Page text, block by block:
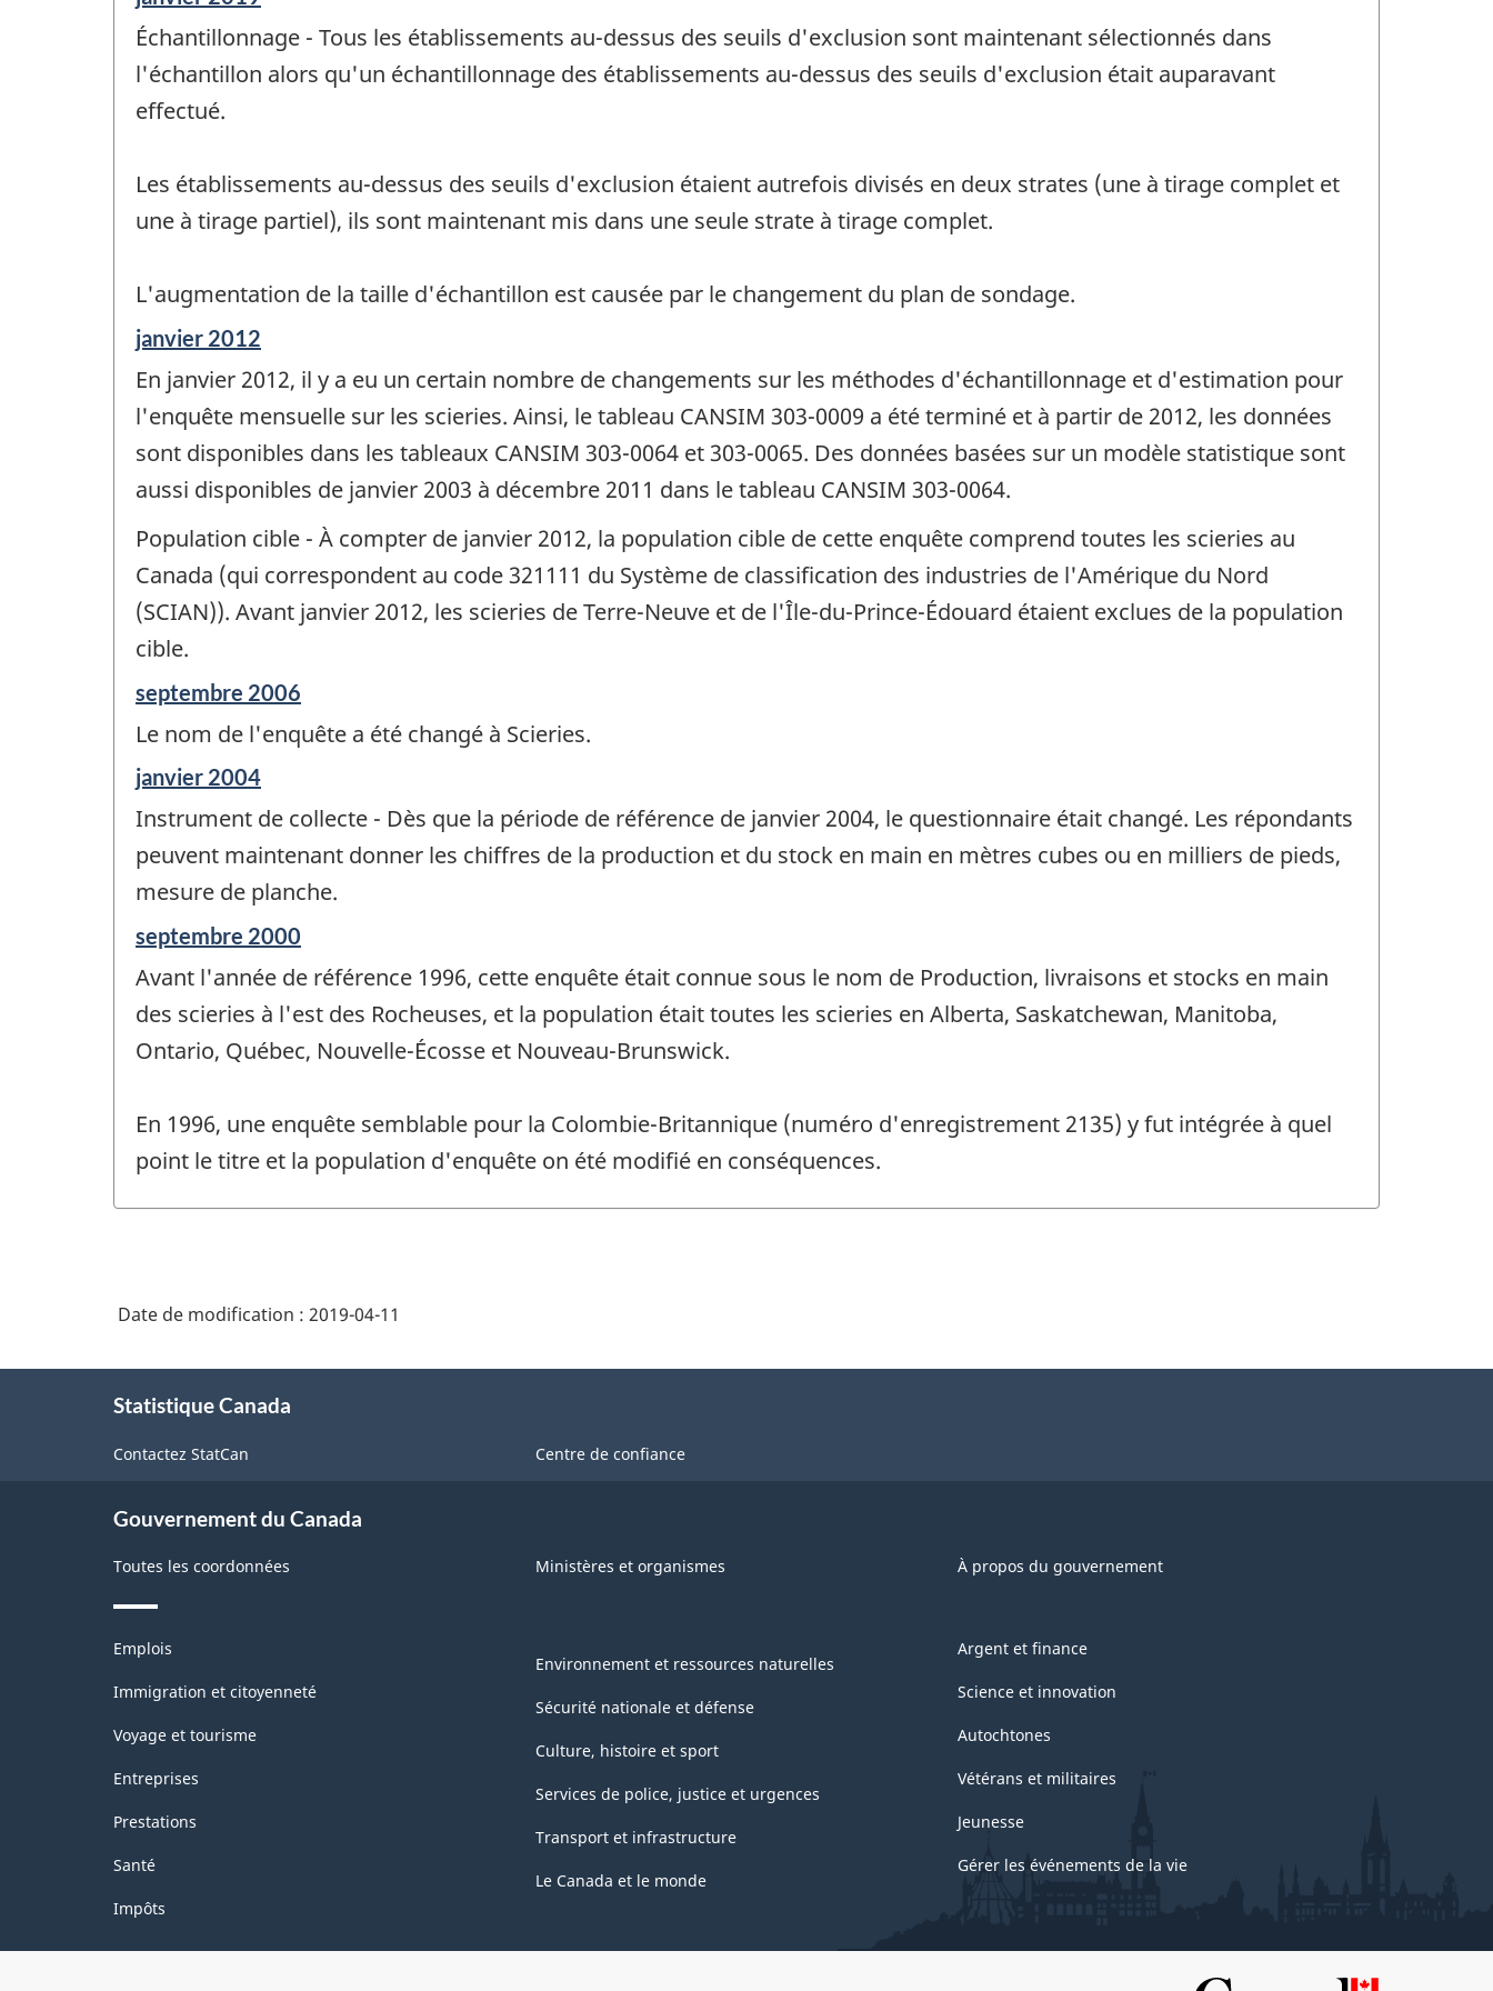
de
référence
de
-
Échantillonnage - Tous les établissements au-dessus des seuils d'exclusion sont maintenant sélectionnés dans
l'échantillon alors qu'un échantillonnage des établissements au-dessus des seuils d'exclusion était auparavant
effectué.
Les établissements au-dessus des seuils d'exclusion étaient autrefois divisés en deux strates (une à tirage complet et
une à tirage partiel), ils sont maintenant mis dans une seule strate à tirage complet.
L'augmentation de la taille d'échantillon est causée par le changement du plan de sondage.
Période
référence
de
changement
-
janvier 2012
En janvier 2012, il y a eu un certain nombre de changements sur les méthodes d'échantillonnage et d'estimation pour
l'enquête mensuelle sur les scieries. Ainsi, le tableau CANSIM 303-0009 a été terminé et à partir de 2012, les données
sont disponibles dans les tableaux CANSIM 303-0064 et 303-0065. Des données basées sur un modèle statistique sont
aussi disponibles de janvier 2003 à décembre 2011 dans le tableau CANSIM 303-0064.
Population cible - À compter de janvier 2012, la population cible de cette enquête comprend toutes les scieries au
Canada (qui correspondent au code 321111 du Système de classification des industries de l'Amérique du Nord
(SCIAN)). Avant janvier 2012, les scieries de Terre-Neuve et de l'Île-du-Prince-Édouard étaient exclues de la population
cible.
Période
référence
de
changement
-
septembre 2006
Le nom de l'enquête a été changé à Scieries.
Période
référence
de
changement
-
janvier 2004
Instrument de collecte - Dès que la période de référence de janvier 2004, le questionnaire était changé. Les répondants
peuvent maintenant donner les chiffres de la production et du stock en main en mètres cubes ou en milliers de pieds,
mesure de planche.
Période
référence
de
-
septembre 2000
Avant l'année de référence 1996, cette enquête était connue sous le nom de Production, livraisons et stocks en main
des scieries à l'est des Rocheuses, et la population était toutes les scieries en Alberta, Saskatchewan, Manitoba,
Ontario, Québec, Nouvelle-Écosse et Nouveau-Brunswick.
En 1996, une enquête semblable pour la Colombie-Britannique (numéro d'enregistrement 2135) y fut intégrée à quel
point le titre et la population d'enquête on été modifié en conséquences.
Date de modification : 2019-04-11
Statistique Canada
Contactez StatCan Centre de confiance
Gouvernement du Canada
Toutes les coordonnées Ministères et organismes À propos du gouvernement
Thèmes
sujets
Emplois
Immigration et citoyenneté
Voyage et tourisme
Entreprises
Prestations
Santé
Impôts
Environnement et ressources naturelles
Sécurité nationale et défense
Culture, histoire et sport
Services de police, justice et urgences
Transport et infrastructure
Le Canada et le monde
Argent et finance
Science et innovation
Autochtones
Vétérans et militaires
Jeunesse
Gérer les événements de la vie